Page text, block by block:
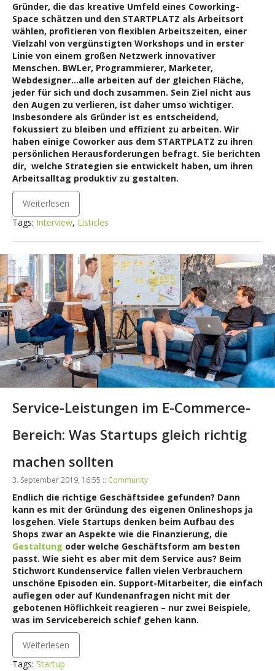
Gründer, die das kreative Umfeld eines Coworking-
Space schätzen und den STARTPLATZ als Arbeitsort
wählen, profitieren von flexiblen Arbeitszeiten, einer
Vielzahl von vergünstigten Workshops und in erster
Linie von einem großen Netzwerk innovativer
Menschen. BWLer, Programmierer, Marketer,
Webdesigner…alle arbeiten auf der gleichen Fläche,
jeder für sich und doch zusammen. Sein Ziel nicht aus
den Augen zu verlieren, ist daher umso wichtiger.
Insbesondere als Gründer ist es entscheidend,
fokussiert zu bleiben und effizient zu arbeiten. Wir
haben einige Coworker aus dem STARTPLATZ zu ihren
persönlichen Herausforderungen befragt. Sie berichten
dir, welche Strategien sie entwickelt haben, um ihren
Arbeitsalltag produktiv zu gestalten.
Weiterlesen
Tags: Interview, Listicles
Service-Leistungen im E-Commerce-
Bereich: Was Startups gleich richtig
machen sollten
3. September 2019, 16:55 :: Community
Endlich die richtige Geschäftsidee gefunden? Dann
kann es mit der Gründung des eigenen Onlineshops ja
losgehen. Viele Startups denken beim Aufbau des
Shops zwar an Aspekte wie die Finanzierung, die
Gestaltung oder welche Geschäftsform am besten
passt. Wie sieht es aber mit dem Service aus? Beim
Stichwort Kundenservice fallen vielen Verbrauchern
unschöne Episoden ein. Support-Mitarbeiter, die einfach
auflegen oder auf Kundenanfragen nicht mit der
gebotenen Höflichkeit reagieren – nur zwei Beispiele,
was im Servicebereich schief gehen kann.
Weiterlesen
Tags: Startup